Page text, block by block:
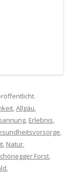
,Allgäu,
, Erlebnis,
,
, Natur,
Forst,
,